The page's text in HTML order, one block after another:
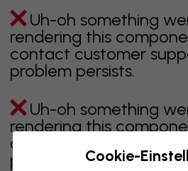
Uh-oh something
rendering this
contact customer
problem persists.
Uh-oh something
rendering this
contact customer
problem persists.
Cookie-